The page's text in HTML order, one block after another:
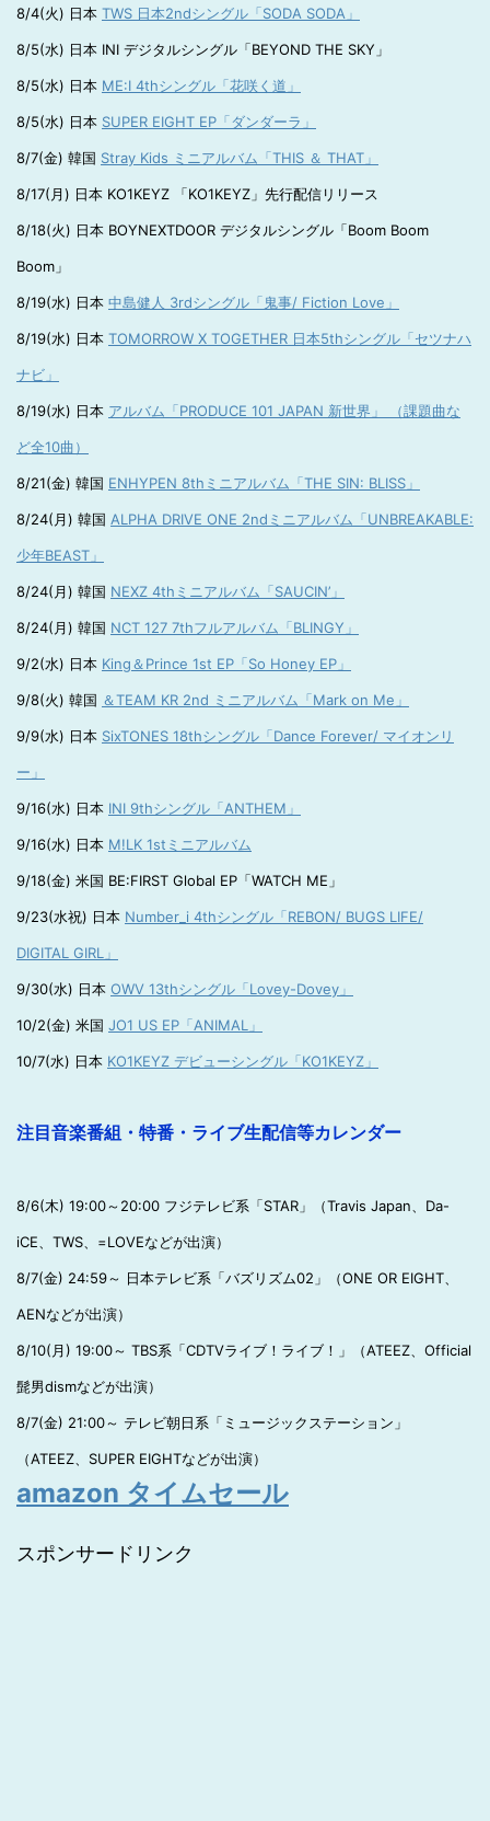
8/4(火) 日本 TWS 日本2ndシングル「SODA SODA」
8/5(水) 日本 INI デジタルシングル「BEYOND THE SKY」
8/5(水) 日本 ME:I 4thシングル「花咲く道」
8/5(水) 日本 SUPER EIGHT EP「ダンダーラ」
8/7(金) 韓国 Stray Kids ミニアルバム「THIS ＆ THAT」
8/17(月) 日本 KO1KEYZ 「KO1KEYZ」先行配信リリース
8/18(火) 日本 BOYNEXTDOOR デジタルシングル「Boom Boom
Boom」
8/19(水) 日本 中島健人 3rdシングル「鬼事/ Fiction Love」
8/19(水) 日本 TOMORROW X TOGETHER 日本5thシングル「セツナハ
ナビ」
8/19(水) 日本 アルバム「PRODUCE 101 JAPAN 新世界」 （課題曲な
ど全10曲）
8/21(金) 韓国 ENHYPEN 8thミニアルバム「THE SIN: BLISS」
8/24(月) 韓国 ALPHA DRIVE ONE 2ndミニアルバム「UNBREAKABLE:
少年BEAST」
8/24(月) 韓国 NEXZ 4thミニアルバム「SAUCIN’」
8/24(月) 韓国 NCT 127 7thフルアルバム「BLINGY」
9/2(水) 日本 King＆Prince 1st EP「So Honey EP」
9/8(火) 韓国 ＆TEAM KR 2nd ミニアルバム「Mark on Me」
9/9(水) 日本 SixTONES 18thシングル「Dance Forever/ マイオンリ
ー」
9/16(水) 日本 INI 9thシングル「ANTHEM」
9/16(水) 日本 M!LK 1stミニアルバム
9/18(金) 米国 BE:FIRST Global EP「WATCH ME」
9/23(水祝) 日本 Number_i 4thシングル「REBON/ BUGS LIFE/
DIGITAL GIRL」
9/30(水) 日本 OWV 13thシングル「Lovey-Dovey」
10/2(金) 米国 JO1 US EP「ANIMAL」
10/7(水) 日本 KO1KEYZ デビューシングル「KO1KEYZ」
注目音楽番組・特番・ライブ生配信等カレンダー
8/6(木) 19:00～20:00 フジテレビ系「STAR」（Travis Japan、Da-
iCE、TWS、=LOVEなどが出演）
8/7(金) 24:59～ 日本テレビ系「バズリズム02」（ONE OR EIGHT、
AENなどが出演）
8/10(月) 19:00～ TBS系「CDTVライブ！ライブ！」（ATEEZ、Official
髭男dismなどが出演）
8/7(金) 21:00～ テレビ朝日系「ミュージックステーション」
（ATEEZ、SUPER EIGHTなどが出演）
amazon タイムセール
スポンサードリンク